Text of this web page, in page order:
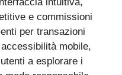
intuitiva,
e commissioni
per transazioni
mobile,
a esplorare i